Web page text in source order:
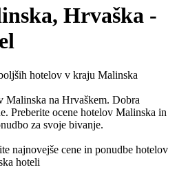
Hrvaška -
hotelov v kraju Malinska
na Hrvaškem. Dobra
Preberite ocene hotelov Malinska in
za svoje bivanje.
najnovejše cene in ponudbe hotelov
hoteli